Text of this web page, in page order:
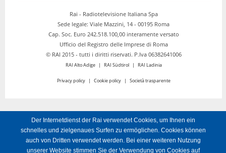
Blasmusik
Mit Dieter Scoz
Nachrichten und Sport
Boots & Guitars
21:59 Ansage Sendeschluss
Rai - Radiotelevisione Italiana Spa
Sede legale: Viale Mazzini, 14 - 00195 Roma
Cap. Soc. Euro 242.518.100,00 interamente versato
Ufficio del Registro delle Imprese di Roma
© RAI 2015 - tutti i diritti riservati. P.Iva 06382641006
RAI Alto Adige RAI Südtirol RAI Ladinia
Privacy policy Cookie policy Società trasparente
Der Internetdienst der Rai verwendet Cookies, um Ihnen ein
schnelles und zielgenaues Surfen zu ermöglichen. Cookies können
auch von Dritten verwendet werden. Bei einer weiteren Nutzung
unserer Website stimmen Sie der Verwendung von Cookies auf